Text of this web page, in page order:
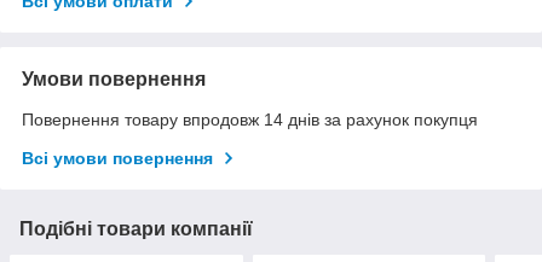
Умови повернення
Повернення товару впродовж 14 днів за рахунок покупця
Всі умови повернення
Подібні товари компанії